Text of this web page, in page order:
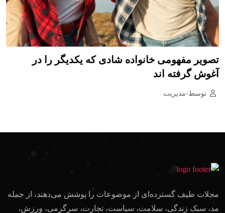
تصویر مفهومی خانواده شادی که یکدیگر را در
آغوش گرفته اند
توسط-مدیریت
مجلات طیف گسترده‌ای از موضوعات را پوشش می‌دهند، از جمله
مد، سبک زندگی، سلامت، سیاست، تجارت، سرگرمی، ورزش،